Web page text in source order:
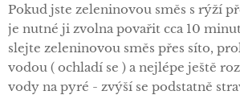
Pokud jste zeleninovou směs s rýží
je nutné ji zvolna povařit cca 10
slejte zeleninovou směs přes síto,
vodou ( ochladí se ) a nejlépe ještě
vody na pyré - zvýší se podstatně